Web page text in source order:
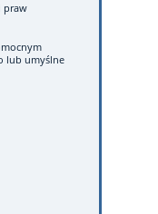
praw
lub umyślne